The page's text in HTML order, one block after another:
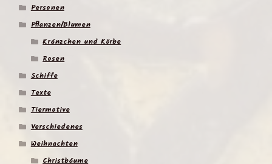
Personen
Pflanzen/Blumen
Kränzchen und Körbe
Rosen
Schiffe
Texte
Tiermotive
Verschiedenes
Weihnachten
Christbäume